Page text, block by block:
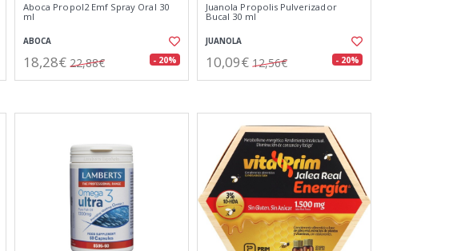
Aboca Propol2 Emf Spray Oral 30
ml
ABOCA
18,28€ 22,88€ - 20%
Juanola Propolis Pulverizador
Bucal 30 ml
JUANOLA
10,09€ 12,56€ - 20%